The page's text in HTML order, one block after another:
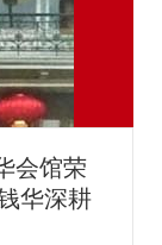
会馆荣
华深耕